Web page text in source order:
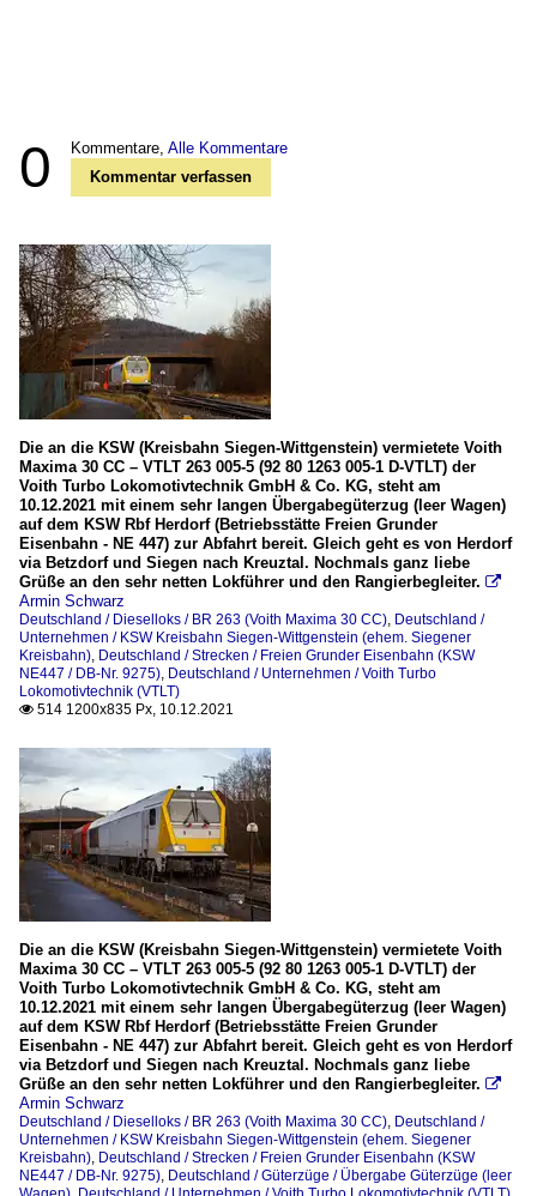
0 Kommentare, Alle Kommentare
Kommentar verfassen
Die an die KSW (Kreisbahn Siegen-Wittgenstein) vermietete Voith
Maxima 30 CC – VTLT 263 005-5 (92 80 1263 005-1 D-VTLT) der
Voith Turbo Lokomotivtechnik GmbH & Co. KG, steht am
10.12.2021 mit einem sehr langen Übergabegüterzug (leer Wagen)
auf dem KSW Rbf Herdorf (Betriebsstätte Freien Grunder
Eisenbahn - NE 447) zur Abfahrt bereit. Gleich geht es von Herdorf
via Betzdorf und Siegen nach Kreuztal. Nochmals ganz liebe
Grüße an den sehr netten Lokführer und den Rangierbegleiter. 
Armin Schwarz
Deutschland / Dieselloks / BR 263 (Voith Maxima 30 CC) Deutschland /
Unternehmen / KSW Kreisbahn Siegen-Wittgenstein (ehem. Siegener
Kreisbahn) Deutschland / Strecken / Freien Grunder Eisenbahn (KSW
NE447 / DB-Nr. 9275) Deutschland / Unternehmen / Voith Turbo
Lokomotivtechnik (VTLT)
 514 1200x835 Px, 10.12.2021
Die an die KSW (Kreisbahn Siegen-Wittgenstein) vermietete Voith
Maxima 30 CC – VTLT 263 005-5 (92 80 1263 005-1 D-VTLT) der
Voith Turbo Lokomotivtechnik GmbH & Co. KG, steht am
10.12.2021 mit einem sehr langen Übergabegüterzug (leer Wagen)
auf dem KSW Rbf Herdorf (Betriebsstätte Freien Grunder
Eisenbahn - NE 447) zur Abfahrt bereit. Gleich geht es von Herdorf
via Betzdorf und Siegen nach Kreuztal. Nochmals ganz liebe
Grüße an den sehr netten Lokführer und den Rangierbegleiter. 
Armin Schwarz
Deutschland / Dieselloks / BR 263 (Voith Maxima 30 CC) Deutschland /
Unternehmen / KSW Kreisbahn Siegen-Wittgenstein (ehem. Siegener
Kreisbahn) Deutschland / Strecken / Freien Grunder Eisenbahn (KSW
NE447 / DB-Nr. 9275) Deutschland / Güterzüge / Übergabe Güterzüge (leer